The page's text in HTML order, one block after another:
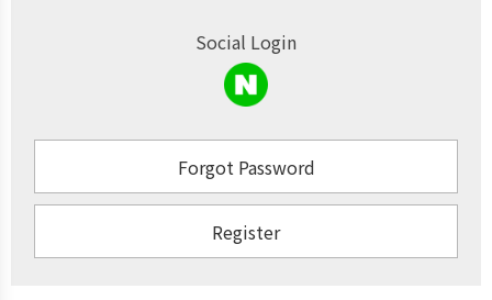
Social Login
Forgot Password
Register